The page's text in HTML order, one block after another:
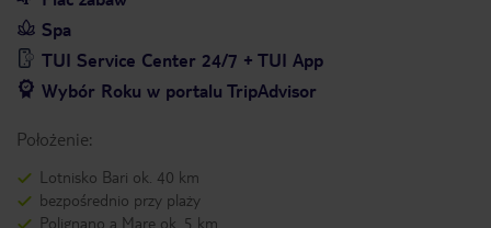
Spa
TUI Service Center 24/7 + TUI App
Wybór Roku w portalu TripAdvisor
Położenie:
Lotnisko Bari ok. 40 km
bezpośrednio przy plaży
Polignano a Mare ok. 5 km